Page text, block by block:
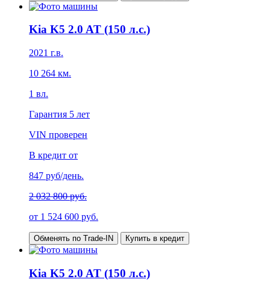
Kia K5 2.0 AT (150 л.с.)
2021 г.в.
10 264 км.
1 вл.
Гарантия 5 лет
VIN проверен
В кредит от
847 руб/день.
2 032 800 руб.
от 1 524 600 руб.
Обменять по Trade-IN Купить в кредит
Kia K5 2.0 AT (150 л.с.)